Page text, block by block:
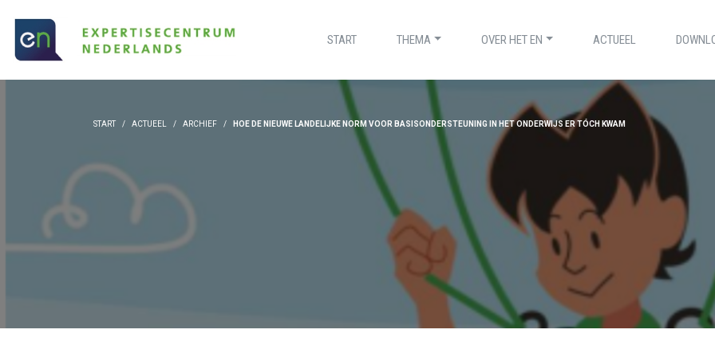
START THEMA OVER HET EN ACTUEEL
START ACTUEEL ARCHIEF HOE DE NIEUWE LANDELIJKE NORM VOOR BASISONDERSTEUNING IN HET ONDERWIJS ER TÓCH KWAM